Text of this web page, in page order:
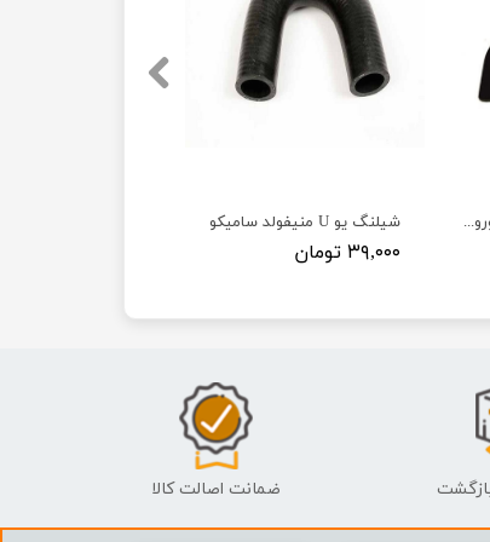
شیلنگ یو U منیفولد سامیکو
۳۹,۰۰۰ تومان
شیلنگ کج بخاری پراید یورو 4 سامیکو
ضمانت اصالت کالا